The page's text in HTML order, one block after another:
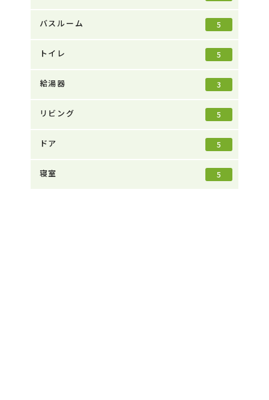
バスルーム 5
トイレ 5
給湯器 3
リビング 5
ドア 5
寝室 5